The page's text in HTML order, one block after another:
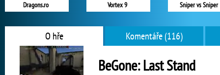
Dragons.ro Vortex 9 Sniper vs Sniper
O hře Komentáře (116)
BeGone: Last Stand